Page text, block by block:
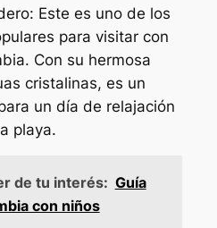
Este es uno de los
para visitar con
Con su hermosa
cristalinas, es un
un día de relajación
playa.
de tu interés: Guía
con niños